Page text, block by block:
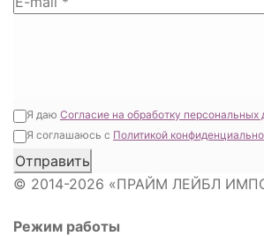
Я даю Согласие на обработку персональных
Я соглашаюсь с Политикой
© 2014-2026 «ПРАЙМ ЛЕЙБЛ
Режим работы